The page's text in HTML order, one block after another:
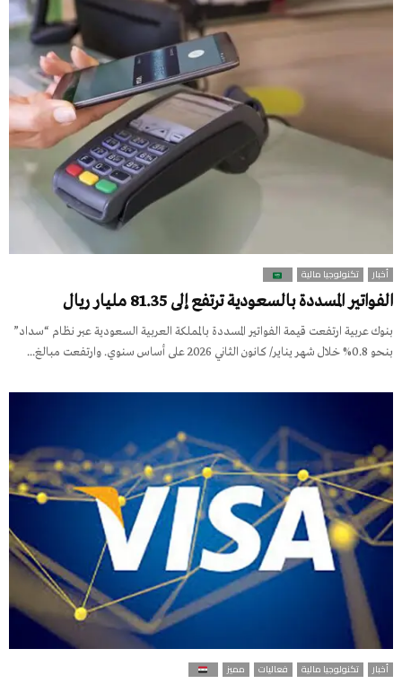
أخبار تكنولوجيا مالية
الفواتير المسددة بالسعودية ترتفع إلى 81.35 مليار ريال
بنوك عربية ارتفعت قيمة الفواتير المسددة بالمملكة العربية السعودية عبر نظام “سداد”
بنحو 0.8% خلال شهر يناير/ كانون الثاني 2026 على أساس سنوي. وارتفعت مبالغ...
أخبار تكنولوجيا مالية فعاليات مميز